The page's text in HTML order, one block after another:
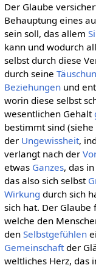
Der Glaube
Behauptung eines
sein soll, das allem
kann und wodurch
selbst durch diese
durch seine
Beziehungenund
worin diese selbst
wesentlichen Gehalt
bestimmt sind (siehe
der Ungewissheit,
verlangt nach der
etwas Ganzes, das
das also sich selbst
Wirkung durch sich
sich hat. Der Glaube
welche den
den Selbstgefühlen
Gemeinschaftder
weltliches Herz, das